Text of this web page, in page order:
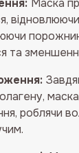
відновлюючи
та
:
маска
роблячи